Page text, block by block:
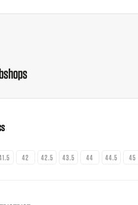
42 42.5 43.5 44 44.5 45